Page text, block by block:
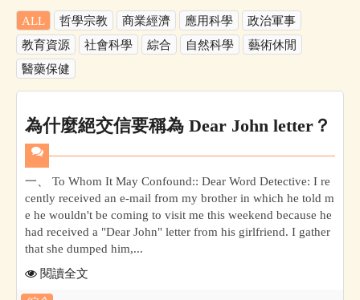
ALL 哲學宗教 商業經濟 應用科學
政治軍事
教育資源
社會科學 綜合 自然科學
藝術休閒
醫藥保健
為什麼絕交信要稱為 Dear John letter？
一、 To Whom It May Confound:: Dear Word Detective: I re
cently received an e-mail from my brother in which he told m
e he wouldn't be coming to visit me this weekend because he
had received a "Dear John" letter from his girlfriend. I gather
that she dumped him,...
閱讀全文